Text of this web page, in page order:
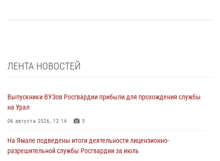
ЛЕНТА НОВОСТЕЙ
Выпускники ВУЗов Росгвардии прибыли для прохождения службы
на Урал
06 августа 2026, 12:14 3
На Ямале подведены итоги деятельности лицензионно-
разрешительной службы Росгвардии за июль